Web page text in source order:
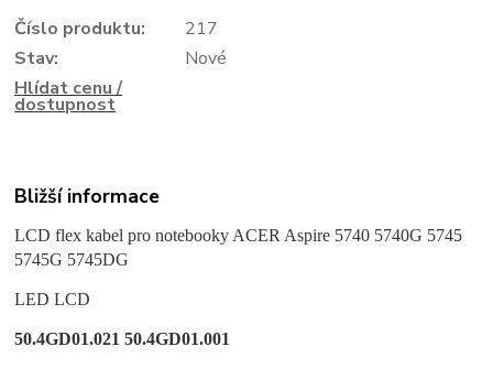
Číslo produktu:
217
Stav:
Nové
Hlídat cenu /
dostupnost
Bližší informace
LCD flex kabel pro notebooky ACER Aspire 5740 5740G 5745
5745G 5745DG
LED LCD
50.4GD01.021 50.4GD01.001